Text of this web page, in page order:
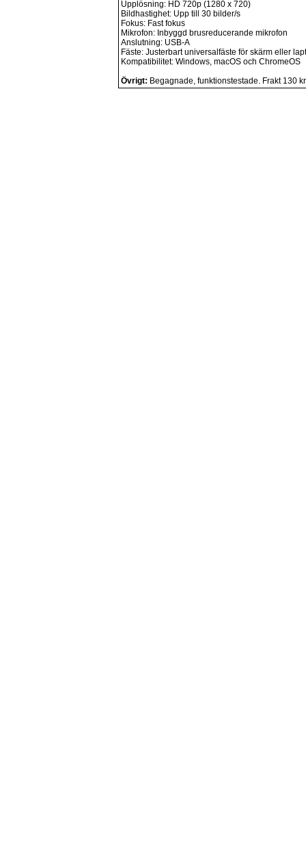
Upplösning: HD 720p (1280 x 720)
Bildhastighet: Upp till 30 bilder/s
Fokus: Fast fokus
Mikrofon: Inbyggd brusreducerande mikrofon
Anslutning: USB-A
Fäste: Justerbart universalfäste för skärm eller
Kompatibilitet: Windows, macOS och ChromeOS
Övrigt: Begagnade, funktionstestade. Frakt 130